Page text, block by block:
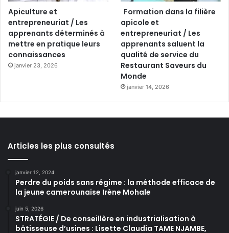
Apiculture et
entrepreneuriat / Les
apprenants déterminés à
mettre en pratique leurs
connaissances
janvier 23, 2026
Formation dans la filière
apicole et
entrepreneuriat / Les
apprenants saluent la
qualité de service du
Restaurant Saveurs du
Monde
janvier 14, 2026
Articles les plus consultés
janvier 12, 2024
Perdre du poids sans régime : la méthode efficace de
la jeune camerounaise Irène Mohale
juin 5, 2026
STRATÉGIE / De conseillère en industrialisation à
bâtisseuse d’usines : Lisette Claudia TAME NJAMBE,